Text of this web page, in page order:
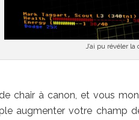
J’ai pu révéler
chair à canon, et vous
augmenter votre champ